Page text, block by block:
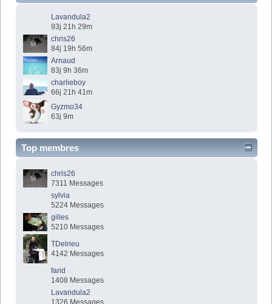
Lavandula2
93j 21h 29m
chris26
84j 19h 56m
Arnaud
83j 9h 36m
charlieboy
66j 21h 41m
Gyzmo34
63j 9m
Top membres
chris26
7311 Messages
sylvia
5224 Messages
gilles
5210 Messages
TDelrieu
4142 Messages
farid
1408 Messages
Lavandula2